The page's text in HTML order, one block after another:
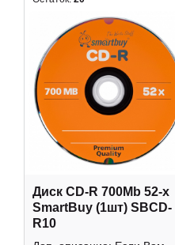
Диск CD-R 700Mb 52-х
SmartBuy (1шт) SBCD-
R10